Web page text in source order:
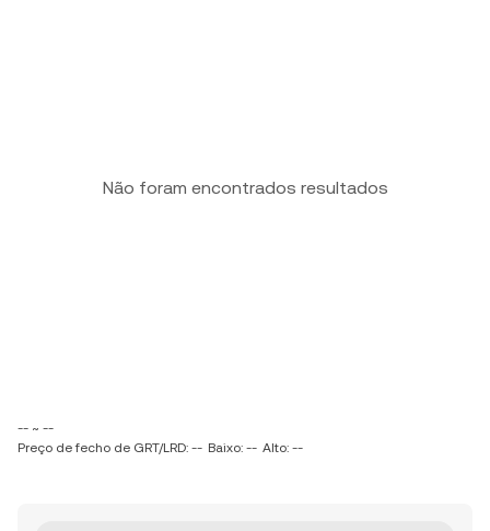
Não foram encontrados resultados
-- ~ --
Preço de fecho de GRT/LRD: -- Baixo: -- Alto: --